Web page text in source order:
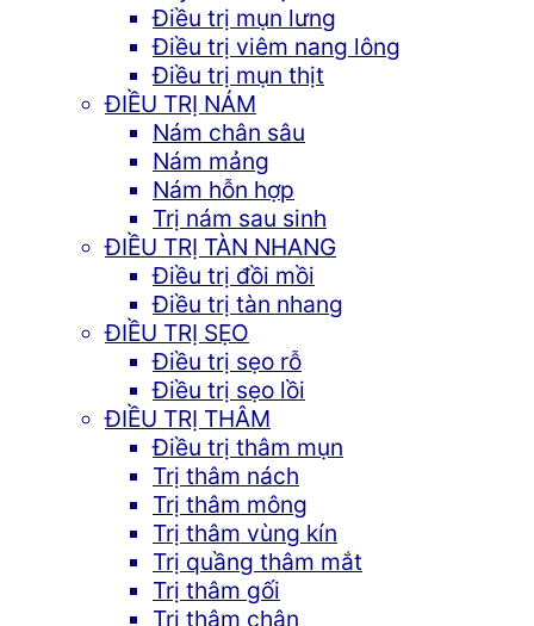
Điều trị mụn lưng
Điều trị viêm nang lông
Điều trị mụn thịt
ĐIỀU TRỊ NÁM
Nám chân sâu
Nám mảng
Nám hỗn hợp
Trị nám sau sinh
ĐIỀU TRỊ TÀN NHANG
Điều trị đồi mồi
Điều trị tàn nhang
ĐIỀU TRỊ SẸO
Điều trị sẹo rỗ
Điều trị sẹo lồi
ĐIỀU TRỊ THÂM
Điều trị thâm mụn
Trị thâm nách
Trị thâm mông
Trị thâm vùng kín
Trị quầng thâm mắt
Trị thâm gối
Trị thâm chân